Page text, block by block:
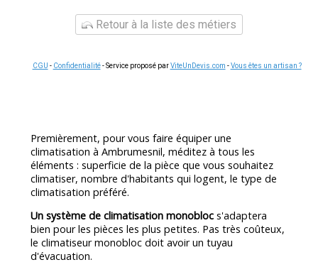
Retour à la liste des métiers
CGU - Confidentialité- Service proposé parViteUnDevis.com -Vous êtes un artisan ?
Premièrement, pour vous faire équiper une
climatisation à Ambrumesnil, méditez à tous les
éléments : superficie de la pièce que vous souhaitez
climatiser, nombre d'habitants qui logent, le type de
climatisation préféré.
Un système de climatisation monobloc s'adaptera
bien pour les pièces les plus petites. Pas très coûteux,
le climatiseur monobloc doit avoir un tuyau
d'évacuation.